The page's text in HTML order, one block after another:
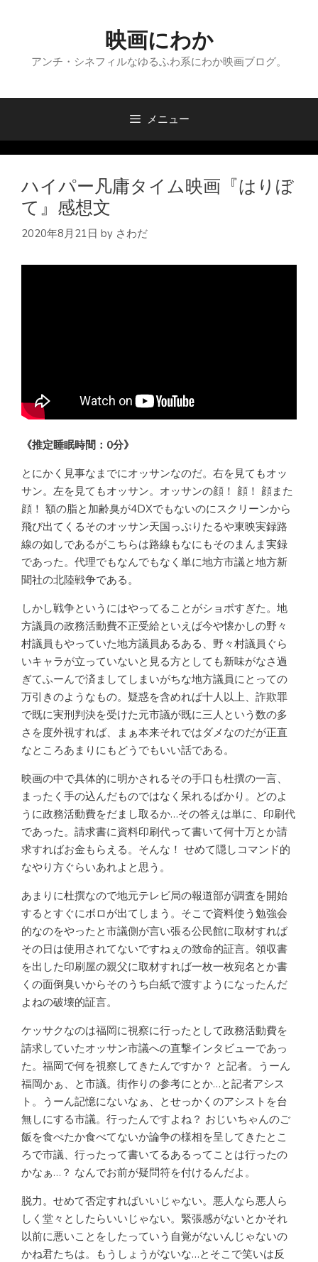
へ
映画にわか
アンチ・シネフィルなゆるふわ系にわか映画ブログ。
メニュー
ハイパー凡庸タイム映画『はりぼ
て』感想文
2020年8月21日 by さわだ
《推定睡眠時間：0分》
とにかく見事なまでにオッサンなのだ。右を見てもオッ
サン。左を見てもオッサン。オッサンの顔！ 顔！ 顔また
顔！ 額の脂と加齢臭が4DXでもないのにスクリーンから
飛び出てくるそのオッサン天国っぷりたるや東映実録路
線の如しであるがこちらは路線もなにもそのまんま実録
であった。代理でもなんでもなく単に地方市議と地方新
聞社の北陸戦争である。
しかし戦争というにはやってることがショボすぎた。地
方議員の政務活動費不正受給といえば今や懐かしの野々
村議員もやっていた地方議員あるある、野々村議員ぐら
いキャラが立っていないと見る方としても新味がなさ過
ぎてふーんで済ましてしまいがちな地方議員にとっての
万引きのようなもの。疑惑を含めれば十人以上、詐欺罪
で既に実刑判決を受けた元市議が既に三人という数の多
さを度外視すれば、まぁ本来それではダメなのだが正直
なところあまりにもどうでもいい話である。
映画の中で具体的に明かされるその手口も杜撰の一言、
まったく手の込んだものではなく呆れるばかり。どのよ
うに政務活動費をだまし取るか…その答えは単に、印刷代
であった。請求書に資料印刷代って書いて何十万とか請
求すればお金もらえる。そんな！ せめて隠しコマンド的
なやり方ぐらいあれよと思う。
あまりに杜撰なので地元テレビ局の報道部が調査を開始
するとすぐにボロが出てしまう。そこで資料使う勉強会
的なのをやったと市議側が言い張る公民館に取材すれば
その日は使用されてないですねぇの致命的証言。領収書
を出した印刷屋の親父に取材すれば一枚一枚宛名とか書
くの面倒臭いからそのうち白紙で渡すようになったんだ
よねの破壊的証言。
ケッサクなのは福岡に視察に行ったとして政務活動費を
請求していたオッサン市議への直撃インタビューであっ
た。福岡で何を視察してきたんですか？ と記者。うーん
福岡かぁ、と市議。街作りの参考にとか…と記者アシス
ト。うーん記憶にないなぁ、とせっかくのアシストを台
無しにする市議。行ったんですよね？ おじいちゃんのご
飯を食べたか食べてないか論争の様相を呈してきたとこ
ろで市議、行ったって書いてるあるってことは行ったの
かなぁ…？ なんでお前が疑問符を付けるんだよ。
脱力。せめて否定すればいいじゃない。悪人なら悪人ら
しく堂々としたらいいじゃない。緊張感がないとかそれ
以前に悪いことをしたっていう自覚がないんじゃないの
かね君たちは。もうしょうがないな…とそこで笑いは反